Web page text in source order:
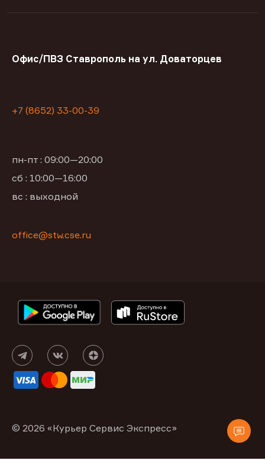
Офис/ПВЗ Ставрополь на ул. Доваторцев
+7 (8652) 33-00-39
пн-пт : 09:00—20:00
сб : 10:00—16:00
вс : выходной
office@stw.cse.ru
© 2026 «Курьер Сервис Экспресс»